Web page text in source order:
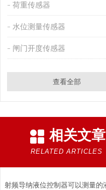
荷重传感器
水位测量传感器
闸门开度传感器
查看全部
相关文章
RELATED ARTICLES